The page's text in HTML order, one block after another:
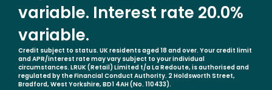
variable. Interest rate 20.0%
variable.
Credit subject to status. UK residents aged 18 and over. Your credit limit
and APR/interest rate may vary subject to your individual
circumstances. LRUK (Retail) Limited t/a La Redoute, is authorised and
regulated by the Financial Conduct Authority. 2 Holdsworth Street,
Bradford, West Yorkshire, BD1 4AH (No. 110433).